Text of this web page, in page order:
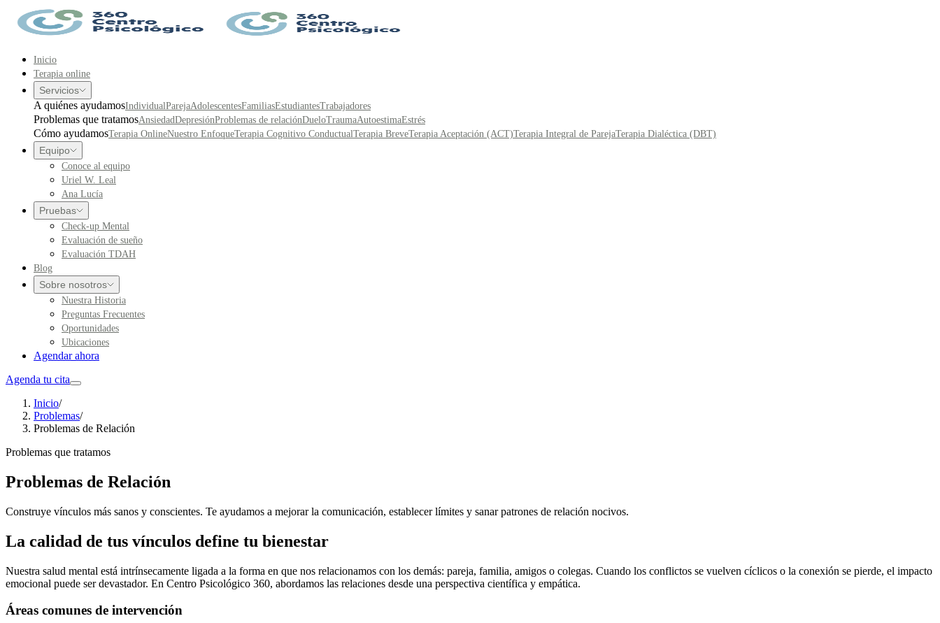
Inicio
Terapia online
Servicios
A quiénes ayudamosIndividualParejaAdolescentesFamiliasEstudiantesTrabajadores
Problemas que tratamosAnsiedadDepresiónProblemas de relaciónDueloTraumaAutoestimaEstrés
Cómo ayudamosTerapia OnlineNuestro EnfoqueTerapia Cognitivo ConductualTerapia BreveTerapia Aceptación (ACT)Terapia Integral de ParejaTerapia Dialéctica (DBT)
Equipo
Conoce al equipo
Uriel W. Leal
Ana Lucía
Pruebas
Check-up Mental
Evaluación de sueño
Evaluación TDAH
Blog
Sobre nosotros
Nuestra Historia
Preguntas Frecuentes
Oportunidades
Ubicaciones
Agendar ahora
Agenda tu cita
Inicio/
Problemas/
Problemas de Relación
Problemas que tratamos
Problemas de Relación
Construye vínculos más sanos y conscientes. Te ayudamos a mejorar la comunicación, establecer límites y sanar patrones de relación nocivos.
La calidad de tus vínculos define tu bienestar
Nuestra salud mental está intrínsecamente ligada a la forma en que nos relacionamos con los demás: pareja, familia, amigos o colegas. Cuando los conflictos se vuelven cíclicos o la conexión se pierde, el impacto
emocional puede ser devastador. En Centro Psicológico 360, abordamos las relaciones desde una perspectiva científica y empática.
Áreas comunes de intervención